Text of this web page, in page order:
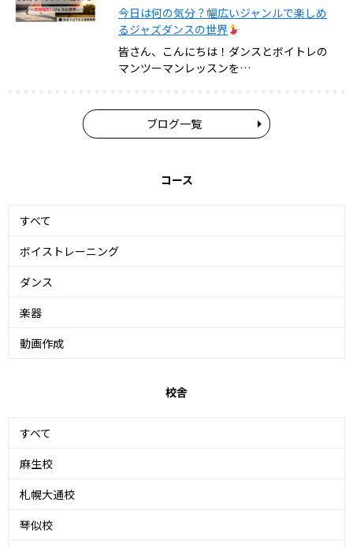
今日は何の気分？幅広いジャンルで楽しめ
るジャズダンスの世界
皆さん、こんにちは！ダンスとボイトレの
マンツーマンレッスンを…
ブログ一覧
コース
すべて
ボイストレーニング
ダンス
楽器
動画作成
校舎
すべて
麻生校
札幌大通校
琴似校